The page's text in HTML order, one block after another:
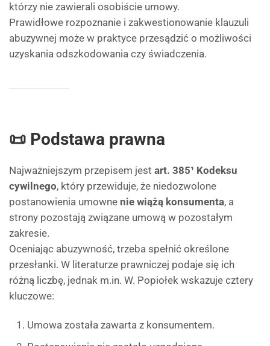
którzy nie zawierali osobiście umowy.
Prawidłowe rozpoznanie i zakwestionowanie klauzuli
abuzywnej może w praktyce przesądzić o możliwości
uzyskania odszkodowania czy świadczenia.
📜 Podstawa prawna
Najważniejszym przepisem jest art. 385¹ Kodeksu
cywilnego, który przewiduje, że niedozwolone
postanowienia umowne nie wiążą konsumenta, a
strony pozostają związane umową w pozostałym
zakresie.
Oceniając abuzywność, trzeba spełnić określone
przesłanki. W literaturze prawniczej podaje się ich
różną liczbę, jednak m.in. W. Popiołek wskazuje cztery
kluczowe:
Umowa została zawarta z konsumentem.